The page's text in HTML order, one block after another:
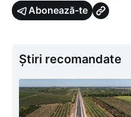
Abonează-te
Știri recomandate